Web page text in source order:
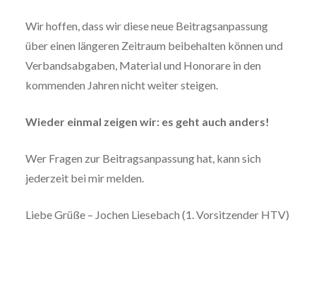
Wir hoffen, dass wir diese neue Beitragsanpassung
über einen längeren Zeitraum beibehalten können und
Verbandsabgaben, Material und Honorare in den
kommenden Jahren nicht weiter steigen.
Wieder einmal zeigen wir: es geht auch anders!
Wer Fragen zur Beitragsanpassung hat, kann sich
jederzeit bei mir melden.
Liebe Grüße – Jochen Liesebach (1. Vorsitzender HTV)